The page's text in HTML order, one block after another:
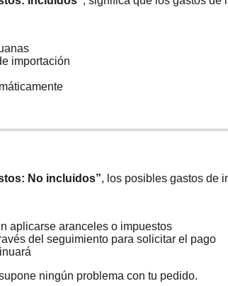
importación
No incluidos”, los posibles gastos de
aplicarse aranceles o impuestos
del seguimiento para solicitar el pago
ningún problema con tu pedido.